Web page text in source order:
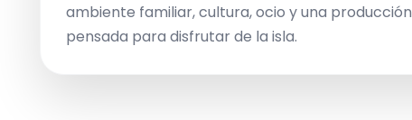
ambiente familiar, cultura, ocio y una producción
pensada para disfrutar de la isla.